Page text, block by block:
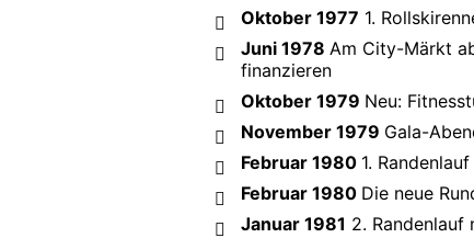
Oktober 1977 1.
Juni 1978 Am City-Märkt
finanzieren
Oktober 1979 Neu:
November 1979 Gala-
Februar 1980 1.
Februar 1980 Die neue
Januar 1981 2. Randenlauf